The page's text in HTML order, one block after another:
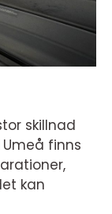
skillnad
finns
kan